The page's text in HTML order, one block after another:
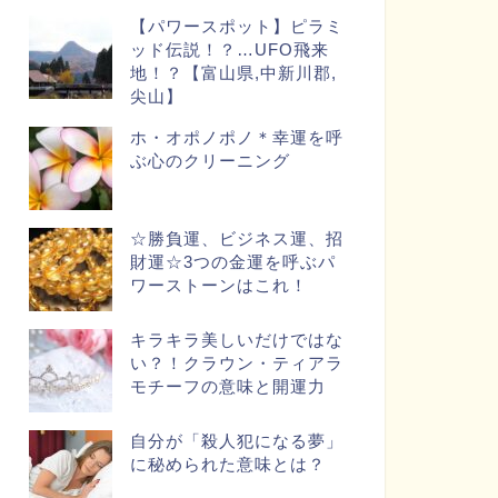
【パワースポット】ピラミ
ッド伝説！？…UFO飛来
地！？【富山県,中新川郡,
尖山】
ホ・オポノポノ＊幸運を呼
ぶ心のクリーニング
☆勝負運、ビジネス運、招
財運☆3つの金運を呼ぶパ
ワーストーンはこれ！
キラキラ美しいだけではな
い？！クラウン・ティアラ
モチーフの意味と開運力
自分が「殺人犯になる夢」
に秘められた意味とは？